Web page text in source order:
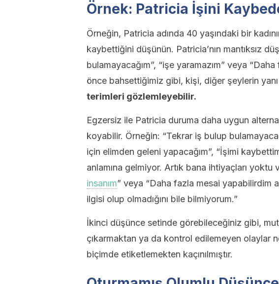
Örnek: Patricia İşini
Örneğin, Patricia adında 40 yaşındaki bir
kaybettiğini düşünün. Patricia’nın mantıksız
bulamayacağım”, “işe yaramazım” veya
önce bahsettiğimiz gibi, kişi, diğer şeylerin yanı
terimleri gözlemleyebilir.
Egzersiz ile Patricia duruma daha uygun
koyabilir. Örneğin: “Tekrar iş bulup
için elimden geleni yapacağım”, “İşimi
anlamına gelmiyor. Artık bana ihtiyaçları yoktu
insanım” veya “Daha fazla mesai yapabilirdim
ilgisi olup olmadığını bile bilmiyorum.”
İkinci düşünce setinde görebileceğiniz gibi,
çıkarmaktan ya da kontrol edilemeyen olaylar
biçimde etiketlemekten kaçınılmıştır.